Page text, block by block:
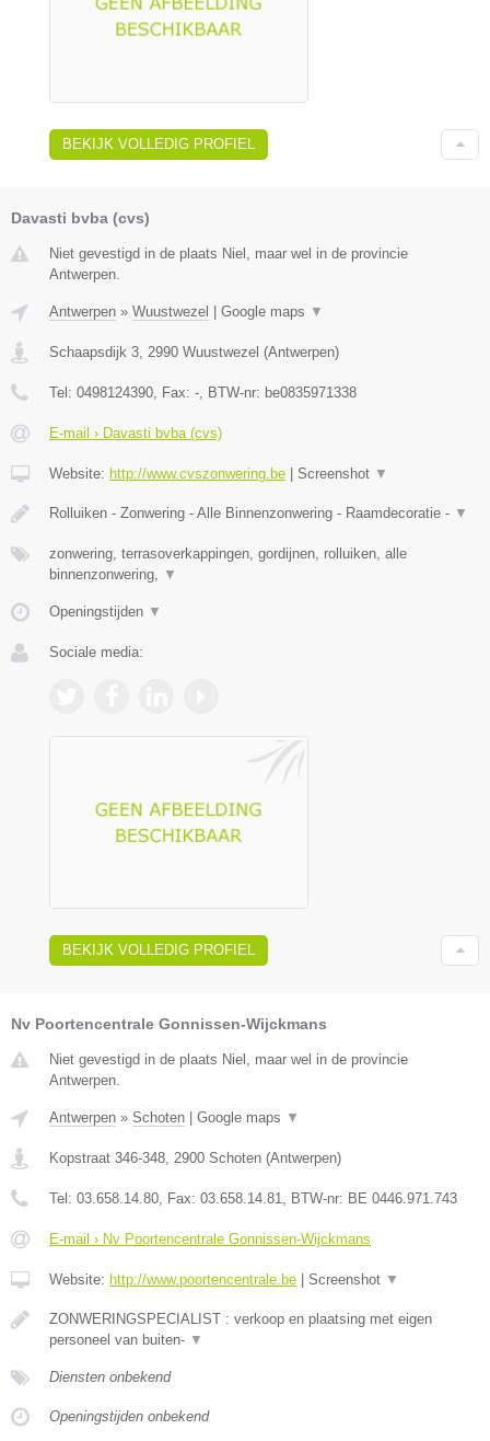
BEKIJK VOLLEDIG PROFIEL
Davasti bvba (cvs)
Niet gevestigd in de plaats Niel, maar wel in de provincie
Antwerpen.
Antwerpen » Wuustwezel | Google maps ▼
Schaapsdijk 3 2990 Wuustwezel (Antwerpen)
Tel: 0498124390 , Fax: - , BTW-nr: be0835971338
E-mail › Davasti bvba (cvs)
Website: http://www.cvszonwering.be | Screenshot ▼
Rolluiken - Zonwering - Alle Binnenzonwering - Raamdecoratie - ▼
zonwering, terrasoverkappingen, gordijnen, rolluiken, alle
binnenzonwering,
▼
Openingstijden ▼
Sociale media:
BEKIJK VOLLEDIG PROFIEL
Nv Poortencentrale Gonnissen-Wijckmans
Niet gevestigd in de plaats Niel, maar wel in de provincie
Antwerpen.
Antwerpen » Schoten Google maps ▼
Kopstraat 346-348, 2900 Schoten (Antwerpen)
Tel: 03.658.14.80, Fax: 03.658.14.81, BTW-nr: BE 0446.971.743
E-mail › Nv Poortencentrale Gonnissen-Wijckmans
Website: http://www.poortencentrale.be Screenshot ▼
ZONWERINGSPECIALIST : verkoop en plaatsing met eigen
personeel van buiten- ▼
Diensten onbekend
Openingstijden onbekend